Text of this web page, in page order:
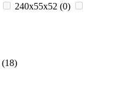
240x55x52 (0)
(18)